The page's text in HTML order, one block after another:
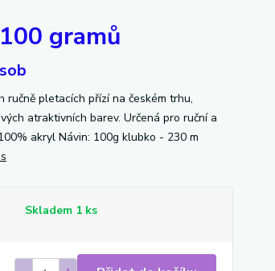
gramů
ručně pletacích přízí na českém trhu,
atraktivních barev. Určená pro ruční a
akryl Návin: 100g klubko - 230 m
Skladem 1 ks